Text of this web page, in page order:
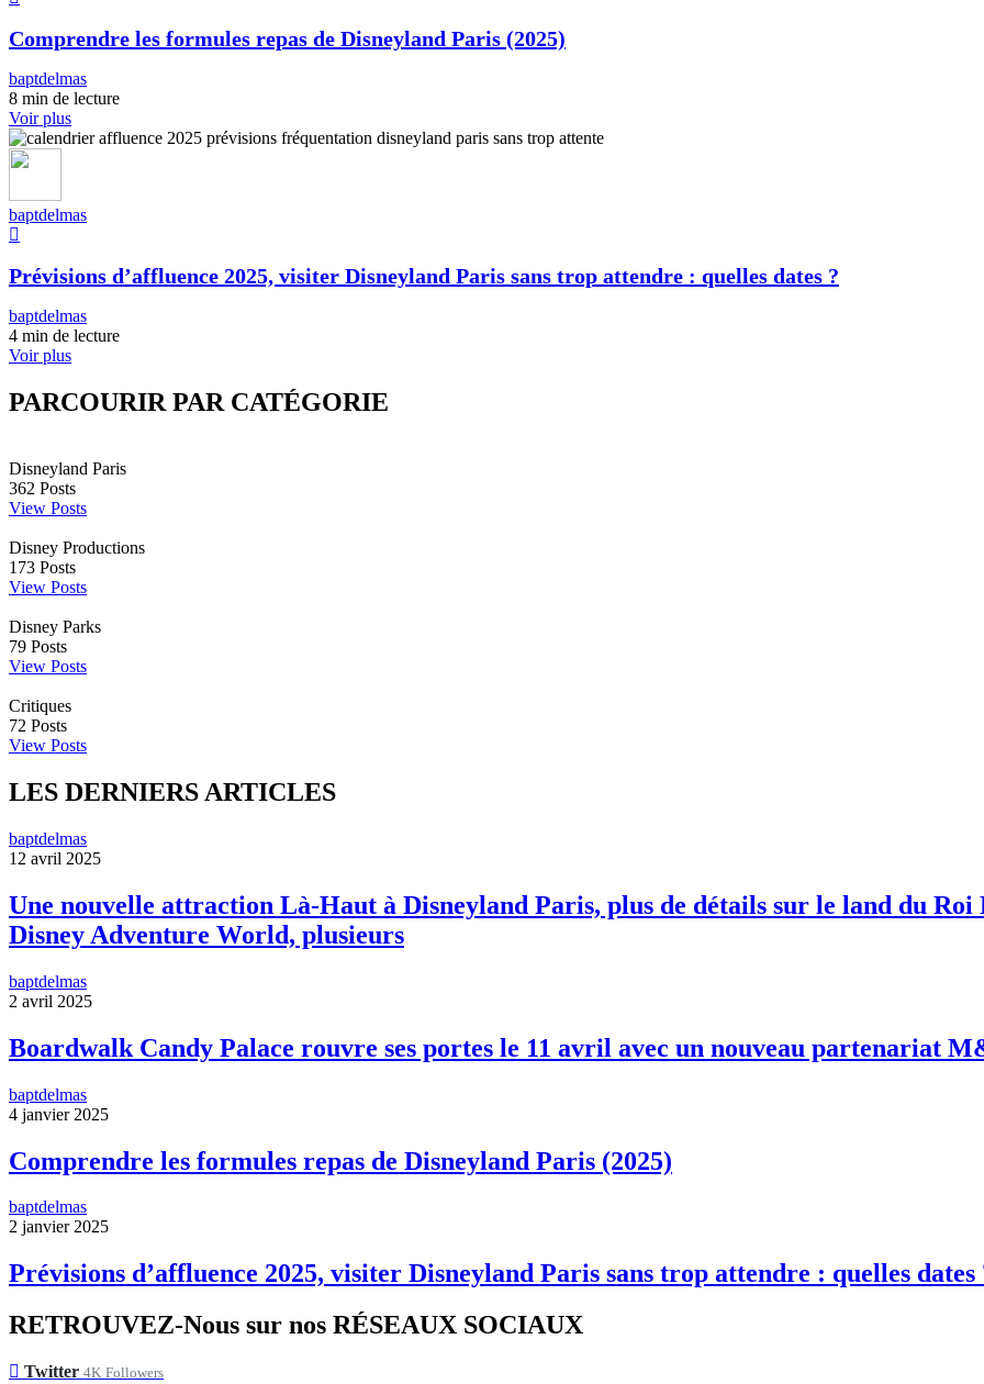
Comprendre les formules repas de Disneyland Paris (2025)
baptdelmas
8 min de lecture
Voir plus
baptdelmas
Prévisions d’affluence 2025, visiter Disneyland Paris sans trop attendre : quelles dates ?
baptdelmas
4 min de lecture
Voir plus
PARCOURIR PAR CATÉGORIE
Disneyland Paris
362 Posts
View Posts
Disney Productions
173 Posts
View Posts
Disney Parks
79 Posts
View Posts
Critiques
72 Posts
View Posts
LES DERNIERS ARTICLES
baptdelmas
12 avril 2025
Une nouvelle attraction Là-Haut à Disneyland Paris, plus de détails sur le land du Roi
Disney Adventure World, plusieurs
baptdelmas
2 avril 2025
Boardwalk Candy Palace rouvre ses portes le 11 avril avec un nouveau partenariat
baptdelmas
4 janvier 2025
Comprendre les formules repas de Disneyland Paris (2025)
baptdelmas
2 janvier 2025
Prévisions d’affluence 2025, visiter Disneyland Paris sans trop attendre : quelles dates
RETROUVEZ-Nous sur nos RÉSEAUX SOCIAUX
Twitter 4K Followers